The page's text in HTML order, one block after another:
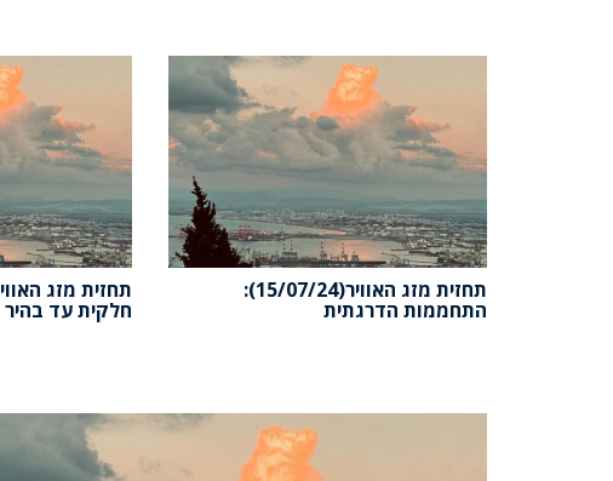
תחזית מזג האוויר(15/07/24):
התחממות הדרגתית חלקית עד בהיר